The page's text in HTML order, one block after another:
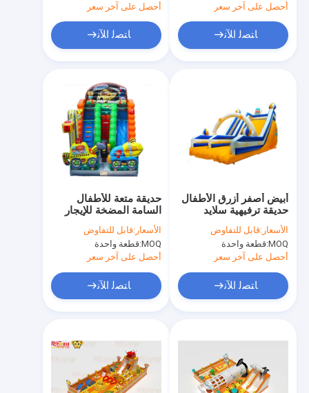
حولنا
أحصل على آخر سعر
ﺎﺘﺼﻟ ﺍﻶﻧ
أحصل على آخر سعر
ﺎﺘﺼﻟ ﺍﻶﻧ
حديقة متعة للأطفال
السامة المضخة للإيجار
الأسعار:قابل للتفاوض
MOQ: قطعة واحدة
أحصل على آخر سعر
ﺎﺘﺼﻟ ﺍﻶﻧ
أبيض أصفر أزرق الأطفال
حديقة ترفيهية سلايد
مضخم للإيجار
الأسعار:قابل للتفاوض
MOQ: قطعة واحدة
أحصل على آخر سعر
ﺎﺘﺼﻟ ﺍﻶﻧ